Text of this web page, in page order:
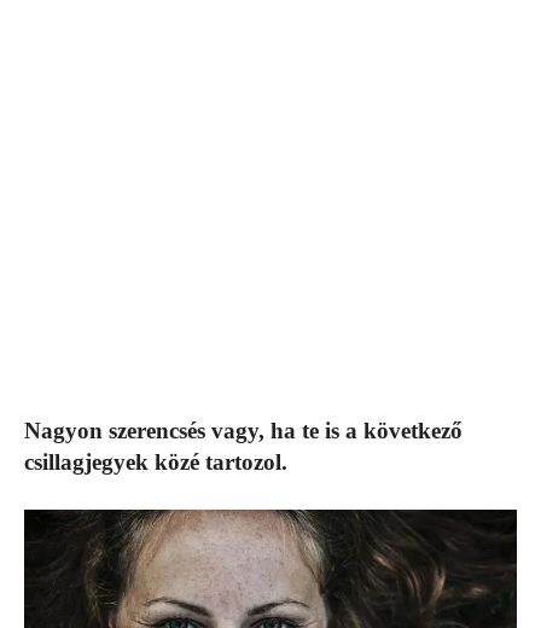
Nagyon szerencsés vagy, ha te is a következő
csillagjegyek közé tartozol.